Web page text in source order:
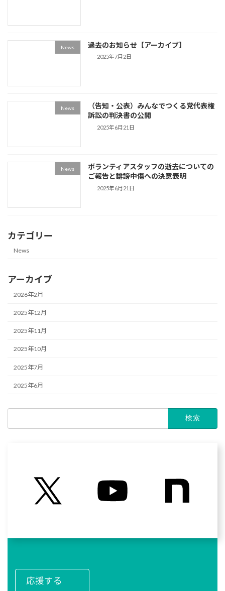
News 過去のお知らせ【アーカイブ】
2025年7月2日
News
（告知・公表）みんなでつくる党代表権
訴訟の判決書の公開
2025年6月21日
News
ボランティアスタッフの逝去についての
ご報告と誹謗中傷への決意表明
2025年6月21日
カテゴリー
News
アーカイブ
2026年2月
2025年12月
2025年11月
2025年10月
2025年7月
2025年6月
応援する